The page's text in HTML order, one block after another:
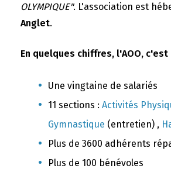
OLYMPIQUE". L'association est
Anglet.
En quelques chiffres, l'AOO, c'est
Une vingtaine de salariés
11 sections : Activités
Gymnastique (entretien) ,
Plus de 3600 adhérents
Plus de 100 bénévoles